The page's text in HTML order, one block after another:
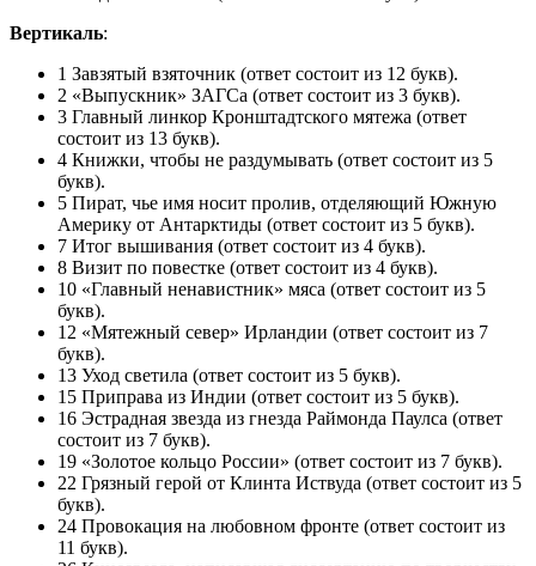
Вертикаль:
1 Завзятый взяточник (ответ состоит из 12 букв).
2 «Выпускник» ЗАГСа (ответ состоит из 3 букв).
3 Главный линкор Кронштадтского мятежа (ответ
состоит из 13 букв).
4 Книжки, чтобы не раздумывать (ответ состоит из 5
букв).
5 Пират, чье имя носит пролив, отделяющий Южную
Америку от Антарктиды (ответ состоит из 5 букв).
7 Итог вышивания (ответ состоит из 4 букв).
8 Визит по повестке (ответ состоит из 4 букв).
10 «Главный ненавистник» мяса (ответ состоит из 5
букв).
12 «Мятежный север» Ирландии (ответ состоит из 7
букв).
13 Уход светила (ответ состоит из 5 букв).
15 Приправа из Индии (ответ состоит из 5 букв).
16 Эстрадная звезда из гнезда Раймонда Паулса (ответ
состоит из 7 букв).
19 «Золотое кольцо России» (ответ состоит из 7 букв).
22 Грязный герой от Клинта Иствуда (ответ состоит из 5
букв).
24 Провокация на любовном фронте (ответ состоит из
11 букв).